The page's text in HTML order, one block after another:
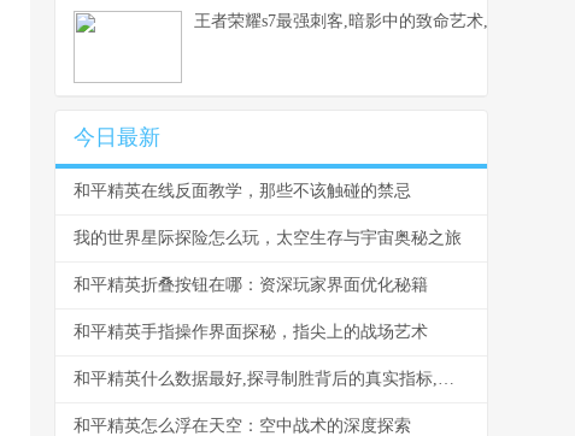
王者荣耀s7最强刺客,暗影中的致命艺术,一个时代
今日最新
和平精英在线反面教学，那些不该触碰的禁忌
我的世界星际探险怎么玩，太空生存与宇宙奥秘之旅
和平精英折叠按钮在哪：资深玩家界面优化秘籍
和平精英手指操作界面探秘，指尖上的战场艺术
和平精英什么数据最好,探寻制胜背后的真实指标,副标题为数据背后的王者密码
和平精英怎么浮在天空：空中战术的深度探索